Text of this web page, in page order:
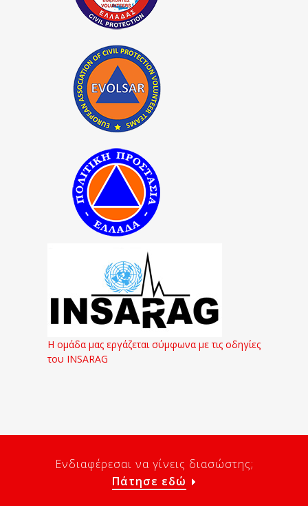
Η ομάδα μας εργάζεται σύμφωνα με τις οδηγίες
του INSARAG
Ενδιαφέρεσαι να γίνεις διασώστης;
Πάτησε εδώ